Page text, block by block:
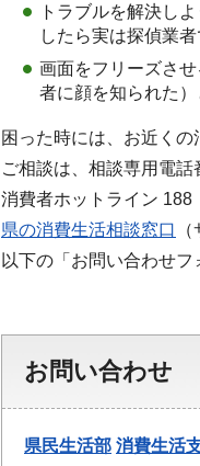
トラブルを解決し
したら実は探偵業
画面をフリーズさ
者に顔を知られた
困った時には、お近くの
ご相談は、相談専用電話
消費者ホットライン 188
県の消費生活相談窓口
以下の「お問い合わせフ
お問い合わせ
県民生活部 消費生活